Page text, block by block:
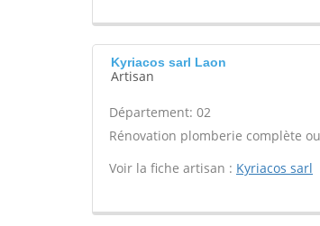
Kyriacos sarl Laon
Artisan
Département: 02
Rénovation plomberie complète
Voir la fiche artisan : Kyriacos sarl